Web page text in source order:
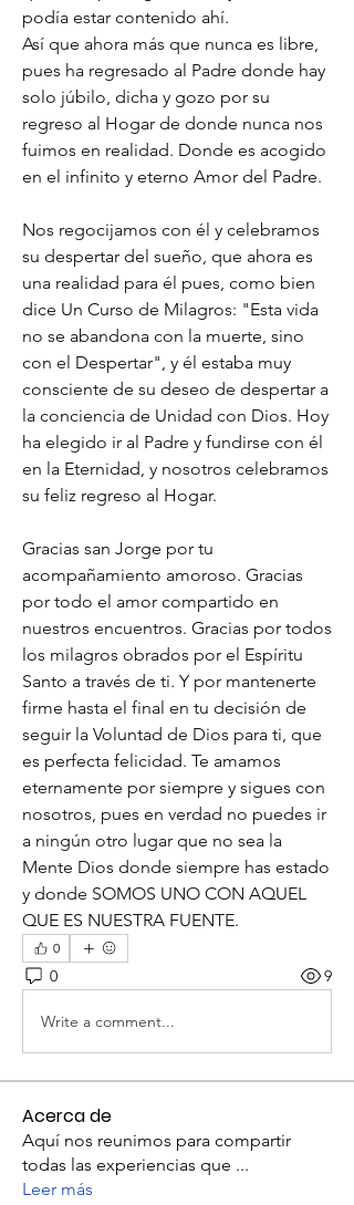
podía estar contenido ahí.
Así que ahora más que nunca es libre,
pues ha regresado al Padre donde hay
solo júbilo, dicha y gozo por su
regreso al Hogar de donde nunca nos
fuimos en realidad. Donde es acogido
en el infinito y eterno Amor del Padre.
Nos regocijamos con él y celebramos
su despertar del sueño, que ahora es
una realidad para él pues, como bien
dice Un Curso de Milagros: "Esta vida
no se abandona con la muerte, sino
con el Despertar", y él estaba muy
consciente de su deseo de despertar a
la conciencia de Unidad con Dios. Hoy
ha elegido ir al Padre y fundirse con él
en la Eternidad, y nosotros celebramos
su feliz regreso al Hogar.
Gracias san Jorge por tu
acompañamiento amoroso. Gracias
por todo el amor compartido en
nuestros encuentros. Gracias por todos
los milagros obrados por el Espíritu
Santo a través de ti. Y por mantenerte
firme hasta el final en tu decisión de
seguir la Voluntad de Dios para ti, que
es perfecta felicidad. Te amamos
eternamente por siempre y sigues con
nosotros, pues en verdad no puedes ir
a ningún otro lugar que no sea la
Mente Dios donde siempre has estado
y donde SOMOS UNO CON AQUEL
QUE ES NUESTRA FUENTE.
0
0 9
Write a comment...
Acerca de
Aquí nos reunimos para compartir
todas las experiencias que ...
Leer más